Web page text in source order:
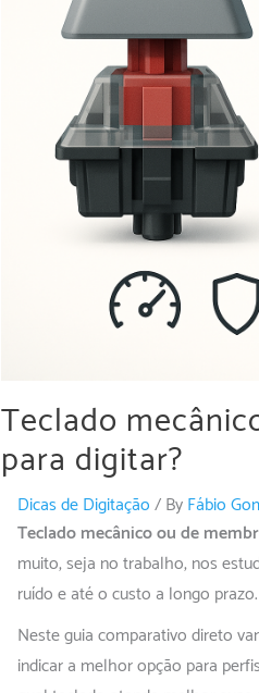
Teclado
para digitar?
Dicas de Digitação/ ByFábio
Teclado mecânico ou de
muito, seja no trabalho, nos
ruído e até o custo a longo prazo.
Neste guia comparativo direto
indicar a melhor opção para